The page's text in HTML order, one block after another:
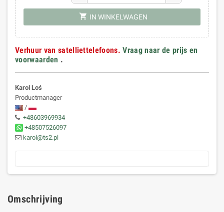
shopping_cart IN WINKELWAGEN
Verhuur van satelliettelefoons. Vraag naar de prijs en
voorwaarden .
Karol Loś
Productmanager
/
+48603969934
+48507526097
karol@ts2.pl
Omschrijving